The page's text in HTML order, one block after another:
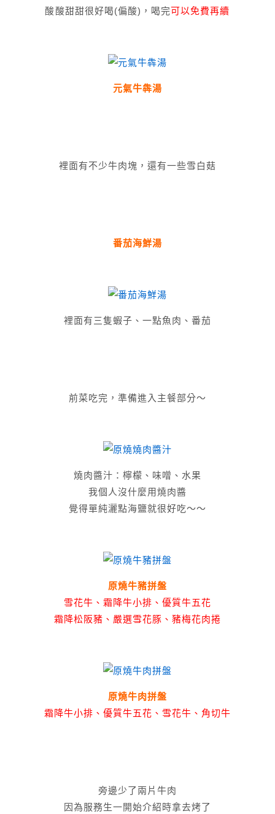
酸酸甜甜很好喝(偏酸)，喝完可以免費再續
元氣牛犇湯
裡面有不少牛肉塊，還有一些雪白菇
番茄海鮮湯
裡面有三隻蝦子、一點魚肉、番茄
前菜吃完，準備進入主餐部分～
燒肉醬汁：檸檬、味噌、水果
我個人沒什麼用燒肉醬
覺得單純灑點海鹽就很好吃～～
原燒牛豬拼盤
雪花牛、霜降牛小排、優質牛五花
霜降松阪豬、嚴選雪花豚、豬梅花肉捲
原燒牛肉拼盤
霜降牛小排、優質牛五花、雪花牛、角切牛
旁邊少了兩片牛肉
因為服務生一開始介紹時拿去烤了